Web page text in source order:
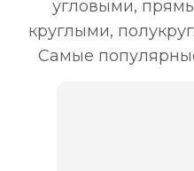
угловыми,
круглыми,
Самые